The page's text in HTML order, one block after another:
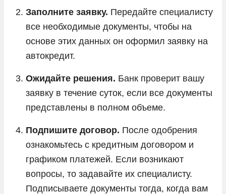
Заполните заявку. Передайте специалисту
все необходимые документы, чтобы на
основе этих данных он оформил заявку на
автокредит.
Ожидайте решения. Банк проверит вашу
заявку в течение суток, если все документы
представлены в полном объеме.
Подпишите договор. После одобрения
ознакомьтесь с кредитным договором и
графиком платежей. Если возникают
вопросы, то задавайте их специалисту.
Подписываете документы тогда, когда вам